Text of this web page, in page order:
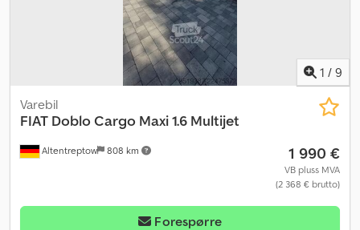
1 / 9
Altentreptow 808 km
Varebil
FIAT Doblo Cargo Maxi 1.6 Multijet
1 990 €
VB pluss MVA
(2 368 € brutto)
Forespørre